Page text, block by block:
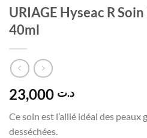
URIAGE Hyseac R
40ml
د.ت
Ce soin est l’allié idéal des peaux
desséchées.